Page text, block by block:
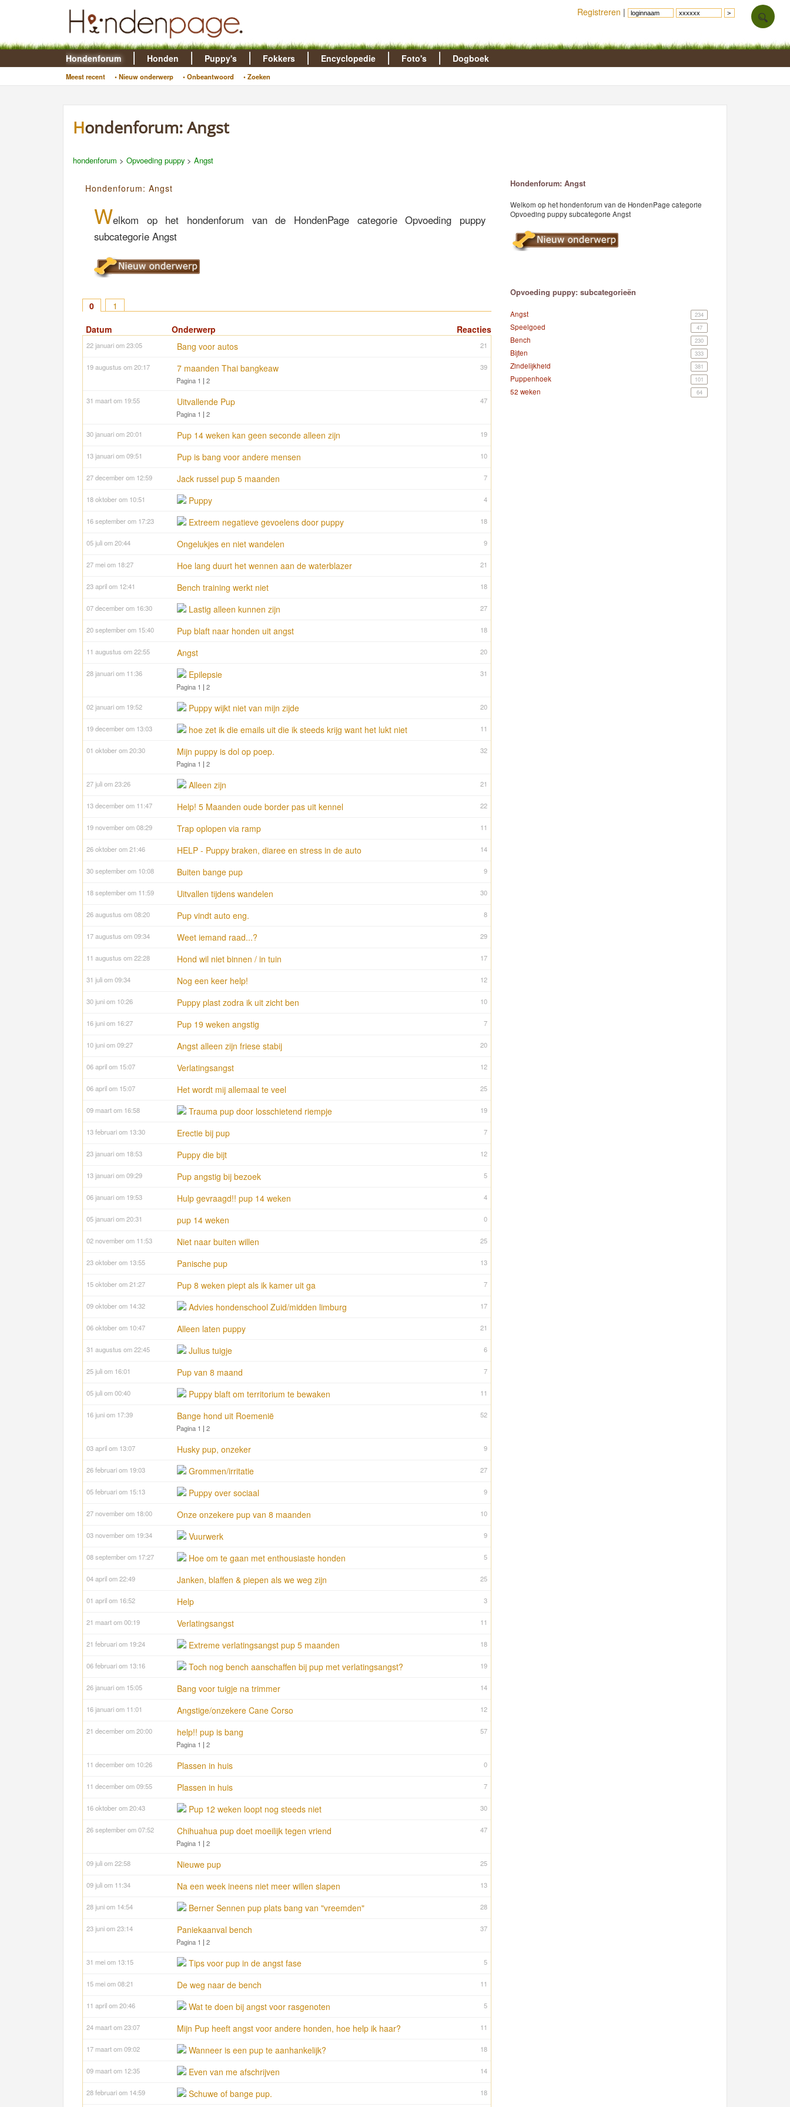
Hondenforum
Meest recent • Nieuw onderwerp • Onbeantwoord • Zoeken
Honden Puppy's Fokkers Encyclopedie Foto's Dogboek
Hondenforum: Angst
hondenforum > Opvoeding puppy > Angst
Hondenforum: Angst
Welkom op het hondenforum van de HondenPage categorie Opvoeding puppy
subcategorie Angst
0
1
Reacties
Datum Onderwerp
21
22 januari om 23:05 Bang voor autos
39
19 augustus om 20:17 7 maanden Thai bangkeaw
Pagina 1 | 2
47
31 maart om 19:55 Uitvallende Pup
Pagina 1 | 2
19
30 januari om 20:01 Pup 14 weken kan geen seconde alleen zijn
10
13 januari om 09:51 Pup is bang voor andere mensen
7
27 december om 12:59 Jack russel pup 5 maanden
4
18 oktober om 10:51 Puppy
18
16 september om 17:23 Extreem negatieve gevoelens door puppy
9
05 juli om 20:44 Ongelukjes en niet wandelen
21
27 mei om 18:27 Hoe lang duurt het wennen aan de waterblazer
18
23 april om 12:41 Bench training werkt niet
27
07 december om 16:30 Lastig alleen kunnen zijn
18
20 september om 15:40 Pup blaft naar honden uit angst
20
11 augustus om 22:55 Angst
31
28 januari om 11:36 Epilepsie
Pagina 1 | 2
20
02 januari om 19:52 Puppy wijkt niet van mijn zijde
11
19 december om 13:03 hoe zet ik die emails uit die ik steeds krijg want het lukt niet
32
01 oktober om 20:30 Mijn puppy is dol op poep.
Pagina 1 | 2
21
27 juli om 23:26 Alleen zijn
22
13 december om 11:47 Help! 5 Maanden oude border pas uit kennel
11
19 november om 08:29 Trap oplopen via ramp
14
26 oktober om 21:46 HELP - Puppy braken, diaree en stress in de auto
9
30 september om 10:08 Buiten bange pup
30
18 september om 11:59 Uitvallen tijdens wandelen
8
26 augustus om 08:20 Pup vindt auto eng.
29
17 augustus om 09:34 Weet iemand raad...?
17
11 augustus om 22:28 Hond wil niet binnen / in tuin
12
31 juli om 09:34 Nog een keer help!
10
30 juni om 10:26 Puppy plast zodra ik uit zicht ben
7
16 juni om 16:27 Pup 19 weken angstig
20
10 juni om 09:27 Angst alleen zijn friese stabij
12
06 april om 15:07 Verlatingsangst
25
06 april om 15:07 Het wordt mij allemaal te veel
19
09 maart om 16:58 Trauma pup door losschietend riempje
7
13 februari om 13:30 Erectie bij pup
12
23 januari om 18:53 Puppy die bijt
5
13 januari om 09:29 Pup angstig bij bezoek
4
06 januari om 19:53 Hulp gevraagd!! pup 14 weken
0
05 januari om 20:31 pup 14 weken
25
02 november om 11:53 Niet naar buiten willen
13
23 oktober om 13:55 Panische pup
7
15 oktober om 21:27 Pup 8 weken piept als ik kamer uit ga
17
09 oktober om 14:32 Advies hondenschool Zuid/midden limburg
21
06 oktober om 10:47 Alleen laten puppy
6
31 augustus om 22:45 Julius tuigje
7
25 juli om 16:01 Pup van 8 maand
11
05 juli om 00:40 Puppy blaft om territorium te bewaken
52
16 juni om 17:39 Bange hond uit Roemenië
Pagina 1 | 2
9
03 april om 13:07 Husky pup, onzeker
27
26 februari om 19:03 Grommen/irritatie
9
05 februari om 15:13 Puppy over sociaal
10
27 november om 18:00 Onze onzekere pup van 8 maanden
9
03 november om 19:34 Vuurwerk
5
08 september om 17:27 Hoe om te gaan met enthousiaste honden
25
04 april om 22:49 Janken, blaffen & piepen als we weg zijn
3
01 april om 16:52 Help
11
21 maart om 00:19 Verlatingsangst
18
21 februari om 19:24 Extreme verlatingsangst pup 5 maanden
19
06 februari om 13:16 Toch nog bench aanschaffen bij pup met verlatingsangst?
14
26 januari om 15:05 Bang voor tuigje na trimmer
12
16 januari om 11:01 Angstige/onzekere Cane Corso
57
21 december om 20:00 help!! pup is bang
Pagina 1 | 2
0
11 december om 10:26 Plassen in huis
7
11 december om 09:55 Plassen in huis
30
16 oktober om 20:43 Pup 12 weken loopt nog steeds niet
47
26 september om 07:52 Chihuahua pup doet moeilijk tegen vriend
Pagina 1 | 2
25
09 juli om 22:58 Nieuwe pup
13
09 juli om 11:34 Na een week ineens niet meer willen slapen
28
28 juni om 14:54 Berner Sennen pup plats bang van "vreemden"
37
23 juni om 23:14 Paniekaanval bench
Pagina 1 | 2
5
31 mei om 13:15 Tips voor pup in de angst fase
11
15 mei om 08:21 De weg naar de bench
5
11 april om 20:46 Wat te doen bij angst voor rasgenoten
11
24 maart om 23:07 Mijn Pup heeft angst voor andere honden, hoe help ik haar?
18
17 maart om 09:02 Wanneer is een pup te aanhankelijk?
14
09 maart om 12:35 Even van me afschrijven
18
28 februari om 14:59 Schuwe of bange pup.
Hondenforum: Angst
Welkom op het hondenforum van de HondenPage categorie
Opvoeding puppy subcategorie Angst
Opvoeding puppy: subcategorieën
234
Angst
47
Speelgoed
230
Bench
333
Bijten
381
Zindelijkheid
101
Puppenhoek
64
52 weken
Registreren |